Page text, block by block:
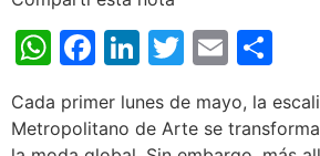
WhatsApp
Facebook
LinkedIn
Twitter
Email
Cada primer lunes de mayo, la
Metropolitano de Arte se